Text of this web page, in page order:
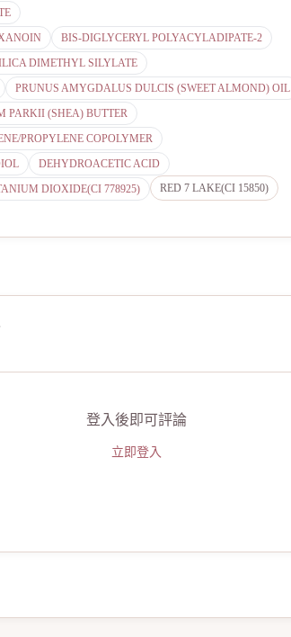
BIS-DIGLYCERYL POLYACYLADIPATE-2
DIMETHYL SILYLATE
PRUNUS AMYGDALUS DULCIS (SWEET ALMOND) OIL
PARKII (SHEA) BUTTER
PROPYLENE COPOLYMER
DEHYDROACETIC ACID
DIOXIDE(CI 778925) RED 7 LAKE(CI 15850)
登入後即可評論
立即登入